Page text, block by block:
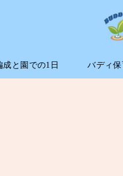
成と園での1日 バディ